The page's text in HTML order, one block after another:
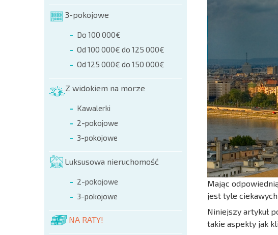
3-pokojowe
Do 100 000€
Od 100 000€ do 125 000€
Od 125 000€ do 150 000€
Z widokiem na morze
Kawalerki
2-pokojowe
3-pokojowe
Luksusowa nieruchomość
2-pokojowe
3-pokojowe
NA RATY!
Mając
jest tyle
Niniejszy artykuł
takie aspekty jak